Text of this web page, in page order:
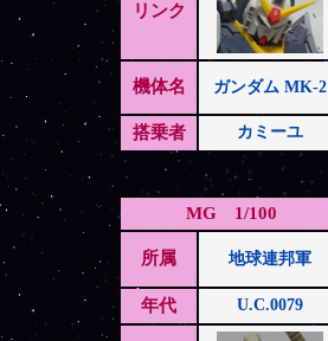
リンク
機体名 ガンダム MK-2
搭乗者 カミーユ
MG 1/100
所属 地球連邦軍
年代 U.C.0079